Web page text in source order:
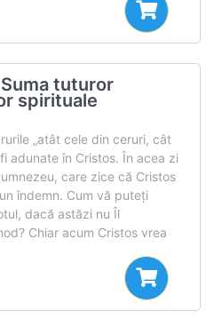
tuturor
spirituale
„atât cele din ceruri, cât
adunate în Cristos. În acea zi
care zice că Cristos
îndemn. Cum vă puteţi
dacă astăzi nu Îl
Chiar acum Cristos vrea